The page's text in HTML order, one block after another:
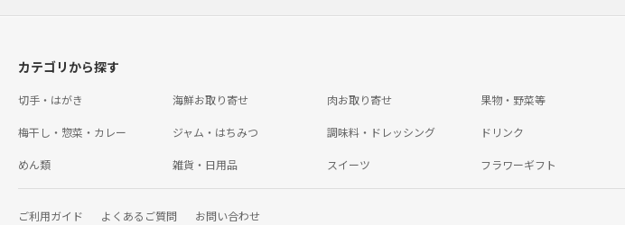
カテゴリから探す
切手・はがき 海鮮お取り寄せ 肉お取り寄せ 果物・野菜等
梅干し・惣菜・カレー ジャム・はちみつ 調味料・ドレッシング ドリンク
めん類 雑貨・日用品 スイーツ フラワーギフト
ご利用ガイド よくあるご質問 お問い合わせ